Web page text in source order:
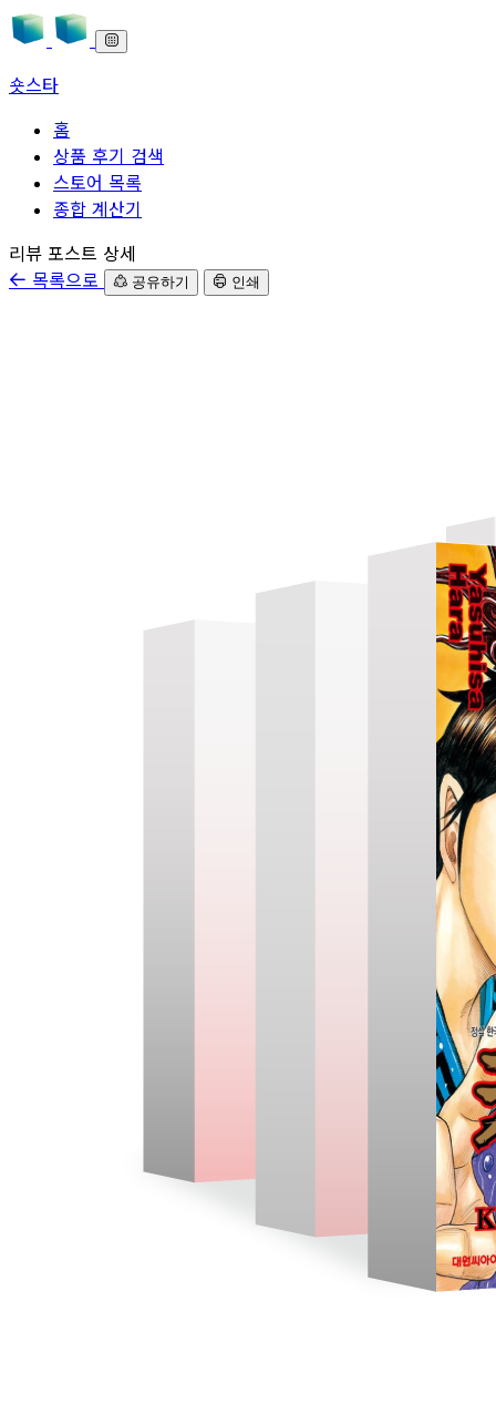
숏스타
홈
상품 후기 검색
스토어 목록
종합 계산기
본문으로 바로가기
리뷰 포스트 상세
목록으로
공유하기 인쇄